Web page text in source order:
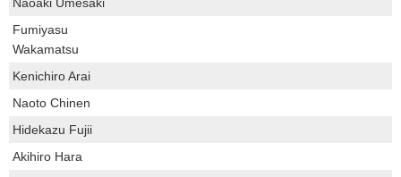
Fumiyasu
Wakamatsu
Kenichiro Arai
Naoto Chinen
Hidekazu Fujii
Akihiro Hara